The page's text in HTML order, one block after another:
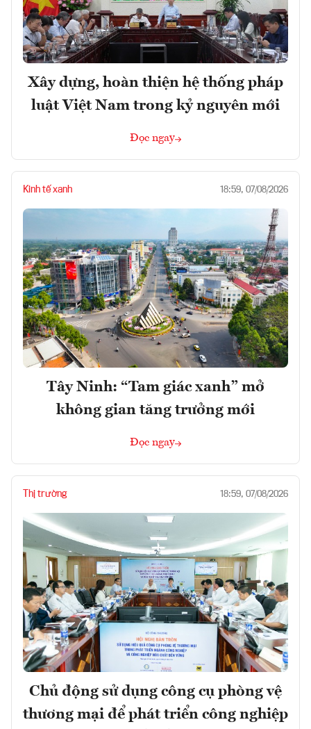
Xây dựng, hoàn thiện hệ thống pháp
luật Việt Nam trong kỷ nguyên mới
Đọc ngay
Kinh tế xanh 18:59, 07/08/2026
Tây Ninh: “Tam giác xanh” mở
không gian tăng trưởng mới
Đọc ngay
Thị trường 18:59, 07/08/2026
Chủ động sử dụng công cụ phòng vệ
thương mại để phát triển công nghiệp